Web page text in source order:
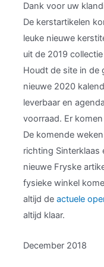
Dank voor uw
De kerstartikelen
leuke nieuwe
uit de 2019
Houdt de site in de
nieuwe 2020
leverbaar en
voorraad. Er
De komende
richting Sinterklaas
nieuwe Fryske
fysieke winkel
altijd de actuele
altijd klaar.
December 2018